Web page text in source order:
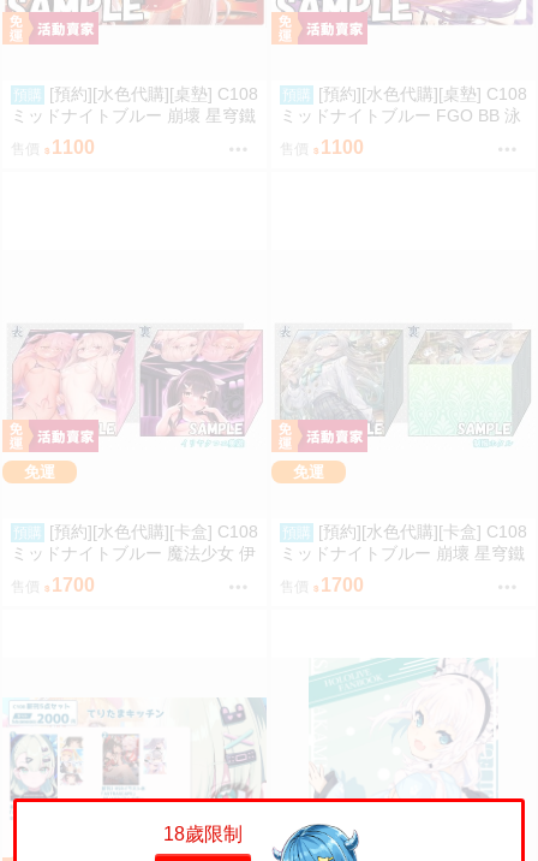
預購
[預約][水色代購][桌墊] C108
ミッドナイトブルー 崩壞 星穹鐵
道 火花1100
預購
[預約][水色代購][桌墊] C108
ミッドナイトブルー FGO BB 泳
1100
免運
預購
[預約][水色代購][卡盒] C108
ミッドナイトブルー 魔法少女 伊
莉雅&美遊&克洛伊
售價 1700
免運
預購
[預約][水色代購][卡盒] C108
ミッドナイトブルー 崩壞 星穹鐵
道 流螢
售價 1700
18歲限制